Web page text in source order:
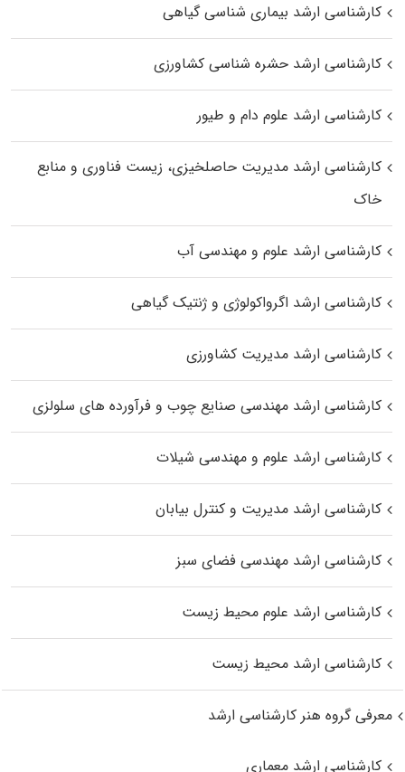
کارشناسی ارشد بیماری‌ شناسی گیاهی
کارشناسی ارشد حشره‌ شناسی کشاورزی
کارشناسی ارشد علوم دام و طیور
کارشناسی ارشد مدیریت حاصلخیزی، زیست فناوری و منابع
خاک
کارشناسی ارشد علوم و مهندسی آب
کارشناسی ارشد اگرواکولوژی و ژنتیک گیاهی
کارشناسی ارشد مدیریت کشاورزی
کارشناسی ارشد مهندسی صنایع چوب و فرآورده‌ های سلولزی
کارشناسی ارشد علوم و مهندسی شیلات
کارشناسی ارشد مدیریت و کنترل بیابان
کارشناسی ارشد مهندسی فضای سبز
کارشناسی ارشد علوم محیط‌ زیست
کارشناسی ارشد محیط زیست
معرفی گروه هنر کارشناسی ارشد
کارشناسی ارشد معماری